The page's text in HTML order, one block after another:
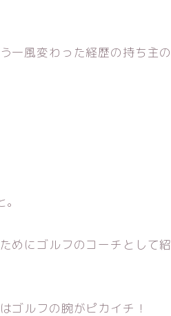
一風変わった経歴の持ち主の
めにゴルフのコーチとして紹
ゴルフの腕がピカイチ！